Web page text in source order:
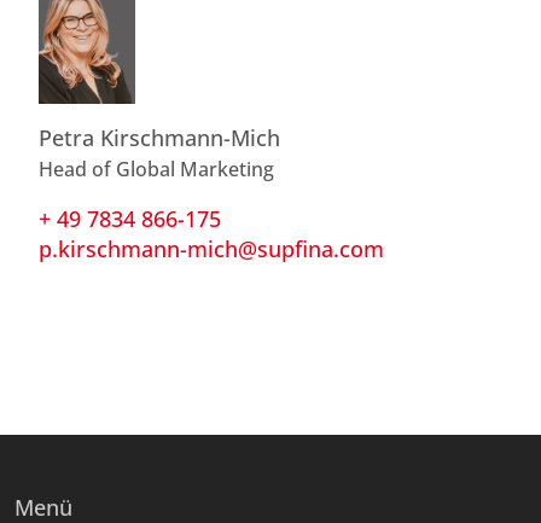
Petra Kirschmann-Mich
Head of Global Marketing
+ 49 7834 866-175
p.kirschmann-mich@supfina.com
Menü